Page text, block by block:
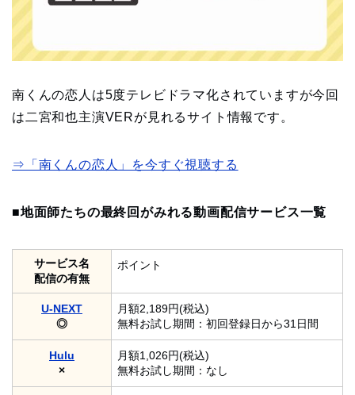
南くんの恋人は5度テレビドラマ化されていますが今回
は二宮和也主演VERが見れるサイト情報です。
⇒「南くんの恋人」を今すぐ視聴する
■地面師たちの最終回がみれる動画配信サービス一覧
サービス名
配信の有無
ポイント
U-NEXT
◎
月額2,189円(税込)
無料お試し期間：初回登録日から31日間
Hulu
×
月額1,026円(税込)
無料お試し期間：なし